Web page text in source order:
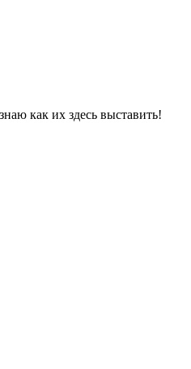
как их здесь выставить!